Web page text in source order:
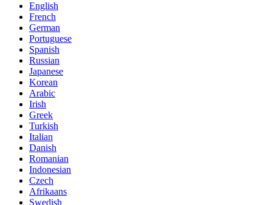
English
French
German
Portuguese
Spanish
Russian
Japanese
Korean
Arabic
Irish
Greek
Turkish
Italian
Danish
Romanian
Indonesian
Czech
Afrikaans
Swedish